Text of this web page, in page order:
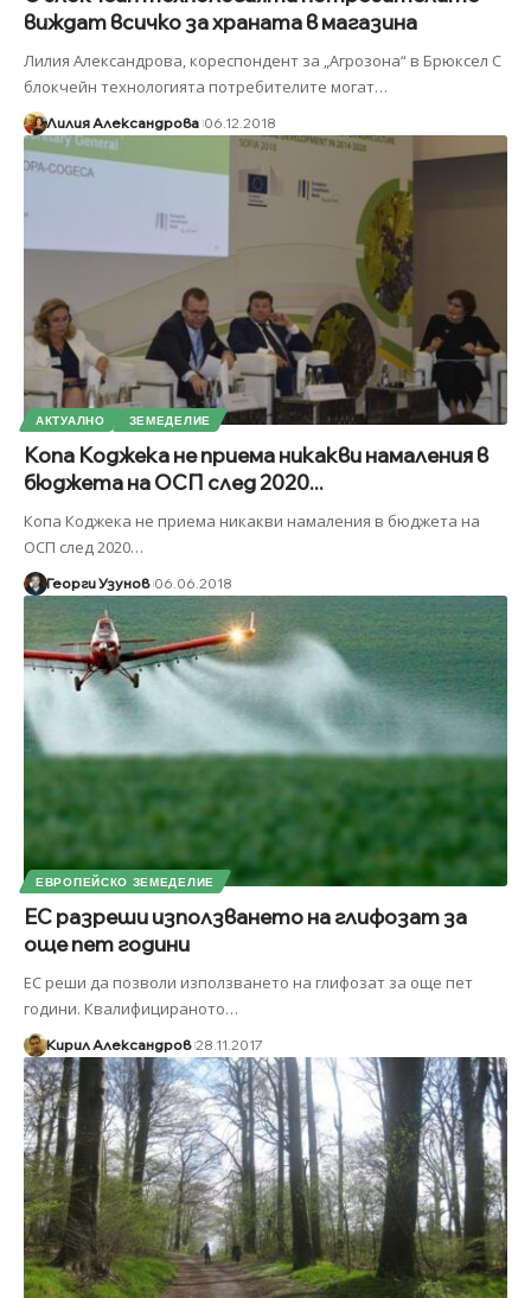
виждат всичко за храната в магазина
Лилия Александрова, кореспондент за „Агрозона“ в Брюксел С
блокчейн технологията потребителите могат…
Лилия Александрова 06.12.2018
АКТУАЛНО ЗЕМЕДЕЛИЕ
Копа Коджека не приема никакви намаления в
бюджета на ОСП след 2020...
Копа Коджека не приема никакви намаления в бюджета на
ОСП след 2020…
Георги Узунов 06.06.2018
ЕВРОПЕЙСКО ЗЕМЕДЕЛИЕ
ЕС разреши използването на глифозат за
още пет години
ЕС реши да позволи използването на глифозат за още пет
години. Квалифицираното…
Кирил Александров 28.11.2017